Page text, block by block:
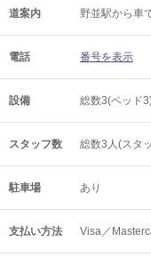
道案内 野並駅から
電話 番号を表示
設備 総数3(ベッド
スタッフ数 総数3人(スタ
駐車場 あり
支払い方法 Visa／